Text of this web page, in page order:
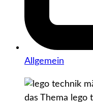
Allgemein